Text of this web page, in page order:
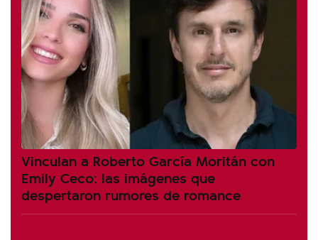
Vinculan a Roberto García Moritán con
Emily Ceco: las imágenes que
despertaron rumores de romance